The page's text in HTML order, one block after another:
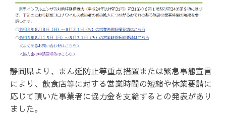
静岡県より、まん延防止等重点措置または緊急事態宣言
により、飲食店等に対する営業時間の短縮や休業要請に
応じて頂いた事業者に協力金を支給するとの発表があり
ました。